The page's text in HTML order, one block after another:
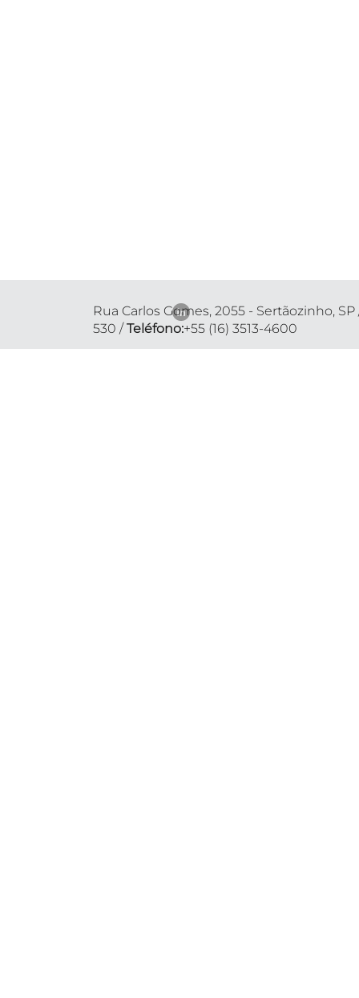
Rua Carlos Gomes, 2055 - Sertãozinho, SP
530 /Teléfono:+55 (16) 3513-4600